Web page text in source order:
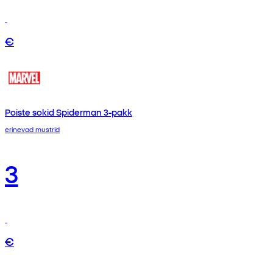
€
Poiste sokid Spiderman 3-pakk
erinevad mustrid
3
€